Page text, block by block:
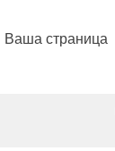
Ваша страница